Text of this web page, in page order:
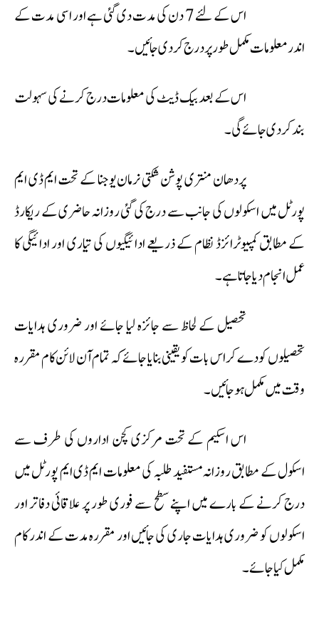
اس کے لئے 7 دن کی مدت دی گئی ہے اور اسی مدت کے
اندر معلومات مکمل طور پر درج کر دی جائیں۔
اس کے بعد بیک ڈیٹ کی معلومات درج کرنے کی سہولت
بند کر دی جائے گی۔
پردھان منتری پوشن شکتی نرمان یوجنا کے تحت ایم ڈی ایم
پورٹل میں اسکولوں کی جانب سے درج کی گئی روزانہ حاضری کے ریکارڈ
کے مطابق کمپیوٹرائزڈ نظام کے ذریعے ادائیگیوں کی تیاری اور ادائیگی کا
عمل انجام دیا جاتا ہے۔
تحصیل کے لحاظ سے جائزہ لیا جائے اور ضروری ہدایات
تحصیلوں کو دے کر اس بات کو یقینی بنایا جائے کہ تمام آن لائن کام مقررہ
وقت میں مکمل ہو جائیں۔
اس اسکیم کے تحت مرکزی کچن اداروں کی طرف سے
اسکول کے مطابق روزانہ مستفید طلبہ کی معلومات ایم ڈی ایم پورٹل میں
درج کرنے کے بارے میں اپنے سطح سے فوری طور پر علاقائی دفاتر اور
اسکولوں کو ضروری ہدایات جاری کی جائیں اور مقررہ مدت کے اندر کام
مکمل کیا جائے۔